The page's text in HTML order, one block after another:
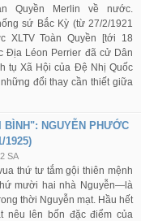
Quyền Merlin về nước.
sứ Bắc Kỳ (từ 27/2/1921
XLTV Toàn Quyền [tới 18
Địa Léon Perrier đã cử Dân
tụ Xã Hội của Đệ Nhị Quốc
đổi thay cần thiết giữa
NGUYỄN PHƯỚC
1925)
SA
thứ tư tắm gội thiên mệnh
mười hai nhà Nguyễn—là
thời Nguyễn mạt. Hầu hết
nêu lên bốn đặc điểm của